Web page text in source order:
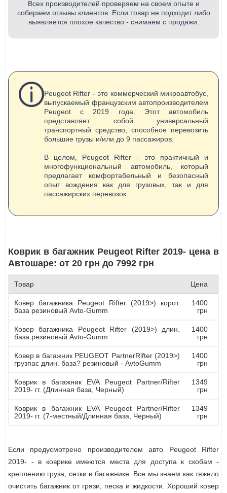
Всех производителей проверяем на своем опыте и
собираем отзывы клиентов. Если товар не подходит либо
выявляется плохое качество - снимаем с продажи.
Peugeot Rifter - это коммерческий микроавтобус,
выпускаемый французским автопроизводителем
Peugeot с 2019 года. Этот автомобиль
представляет собой универсальный
транспортный средство, способное перевозить
большие грузы и/или до 9 пассажиров.
В целом, Peugeot Rifter - это практичный и
многофункциональный автомобиль, который
предлагает комфортабельный и безопасный
опыт вождения как для грузовых, так и для
пассажирских перевозок.
Коврик в багажник Peugeot Rifter 2019- цена в
Автошаре: от 20 грн до 7992 грн
Товар Цена
Ковер багажника Peugeot Rifter (2019>) корот.
база резиновый Avto-Gumm
1400
грн
Ковер багажника Peugeot Rifter (2019>) длин.
база резиновый Avto-Gumm
1400
грн
Ковер в багажник PEUGEOT PartnerRifter (2019>)
грузпас длин. база? резиновый - AvtoGumm
1400
грн
Коврик в багажник EVA Peugeot Partner/Rifter
2019- гг. (Длинная база, Черный)
1349
грн
Коврик в багажник EVA Peugeot Partner/Rifter
2019- гг. (7-местный/Длинная база, Черный)
1349
грн
Если предусмотрено производителем авто Peugeot Rifter
2019- - в коврике имеются места для доступа к скобам -
креплению груза, сетки в багажнике. Все мы знаем как тяжело
очистить багажник от грязи, песка и жидкости. Хороший ковер